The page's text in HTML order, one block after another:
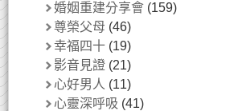
婚姻重建分享會 (159)
尊榮父母 (46)
幸福四十 (19)
影音見證 (21)
心好男人 (11)
心靈深呼吸 (41)